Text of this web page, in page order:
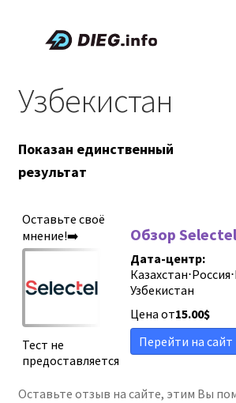
Перейти
Перейти
Узбекистан
Показан единственный
результат
Оставьте своё
мнение!➡️
Тест не
предоставляется
Обзор Selectel
Дата-центр:
Казахстан⋅Россия⋅
Узбекистан
Цена от15.00$
Перейти на сайт
Оставьте отзыв на сайте, этим Вы